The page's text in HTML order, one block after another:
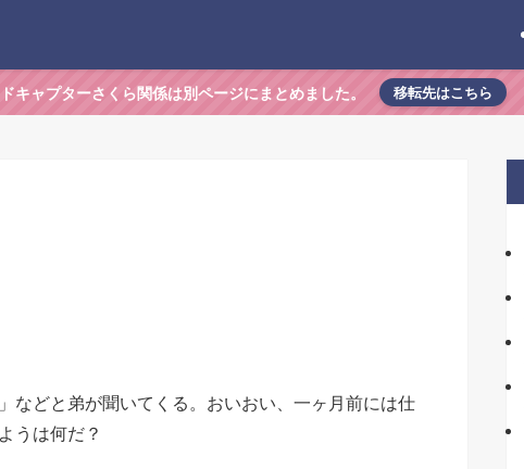
キャプターさくら関係は別ページにまとめました。 移転先はこちら
などと弟が聞いてくる。おいおい、一ヶ月前には仕
うは何だ？